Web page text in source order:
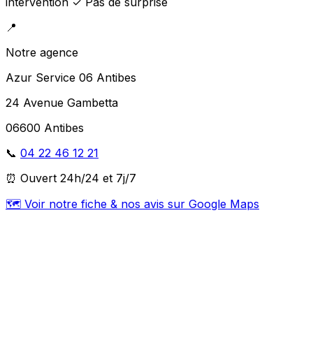
📍
Notre agence
Azur Service 06 Antibes
24 Avenue Gambetta
06600 Antibes
📞 04 22 46 12 21
⏰ Ouvert 24h/24 et 7j/7
🗺️ Voir notre fiche & nos avis sur Google Maps